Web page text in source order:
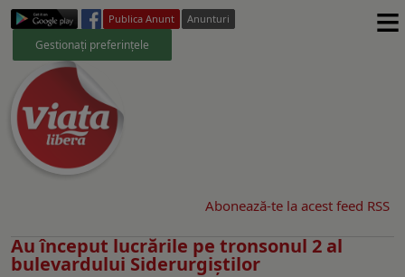
Publica Anunt Anunturi
Gestionați preferințele ≡
Abonează-te la acest feed RSS
Au început lucrările pe tronsonul 2 al
bulevardului Siderurgiştilor